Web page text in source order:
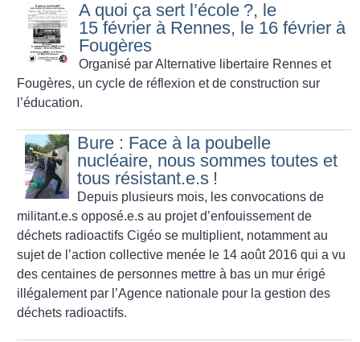
A quoi ça sert l’école ?, le
15 février à Rennes, le 16 février à
Fougères
Organisé par Alternative libertaire Rennes et
Fougères, un cycle de réflexion et de construction sur
l’éducation.
Bure : Face à la poubelle
nucléaire, nous sommes toutes et
tous résistant.e.s !
Depuis plusieurs mois, les convocations de
militant.e.s opposé.e.s au projet d’enfouissement de
déchets radioactifs Cigéo se multiplient, notamment au
sujet de l’action collective menée le 14 août 2016 qui a vu
des centaines de personnes mettre à bas un mur érigé
illégalement par l’Agence nationale pour la gestion des
déchets radioactifs.